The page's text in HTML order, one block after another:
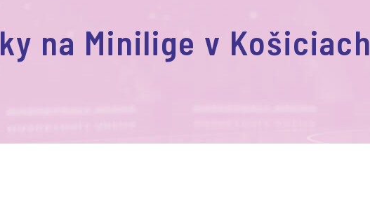
na Minilige v Košiciach